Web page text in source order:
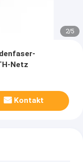
2/5
Netz
Kontakt